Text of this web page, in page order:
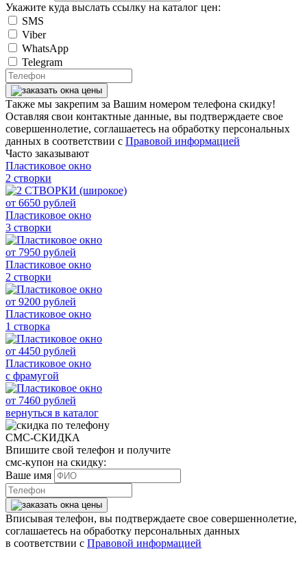
Укажите куда выслать ссылку на каталог цен:
SMS
Viber
WhatsApp
Telegram
Также мы закрепим за Вашим номером телефона скидку!
Оставляя свои контактные данные, вы подтверждаете свое
совершеннолетие, соглашаетесь на обработку персональных
данных в соответствии с Правовой информацией
Часто заказывают
Пластиковое окно
2 створки
от 6650 рублей
Пластиковое окно
3 створки
от 7950 рублей
Пластиковое окно
2 створки
от 9200 рублей
Пластиковое окно
1 створка
от 4450 рублей
Пластиковое окно
с фрамугой
от 7460 рублей
вернуться в каталог
СМС-СКИДКА
Впишите свой телефон и получите
смс-купон на скидку:
Ваше имя
Вписывая телефон, вы подтверждаете свое совершеннолетие,
соглашаетесь на обработку персональных данных
в соответствии с Правовой информацией